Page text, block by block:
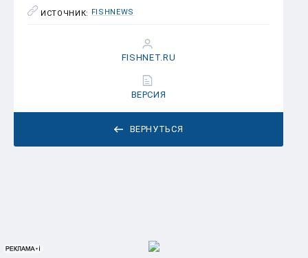
ИСТОЧНИК: FISHNEWS
ВЕРНУТЬСЯ
FISHNET.RU
ВЕРСИЯ